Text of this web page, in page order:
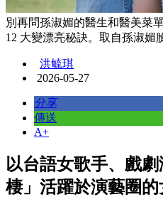
別再問孫淑媚的醫生和醫美菜
12 大變漂亮秘訣。取自孫淑媚
洪毓琪
2026-05-27
分享
傳送
A+
以台語女歌手、戲
棲」活躍於演藝圈